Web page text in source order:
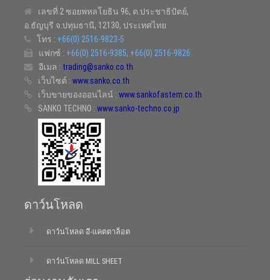
เลขที่ 2 ซอยพหลโยธิน 96, ต.ประชาธิปัตย์,
อ.ธัญบุรี จ.ปทุมธานี, 12130, ประเทศไทย
โทร : +66(0) 2516-9823-5
แฟกซ์ : +66(0) 2516-9385, +66(0) 2516-9826
อีเมล : trading@sanko.co.th
เว็บไซต์ : www.sanko.co.th
เว็บขายของออนไลน์ : www.sankofastem.co.th
SANKO TECHNO : www.sanko-techno.co.jp
ดาว์นโหลด
ดาว์นโหลด อี-แคตตาล็อต
ดาว์นโหลด MILL SHEET